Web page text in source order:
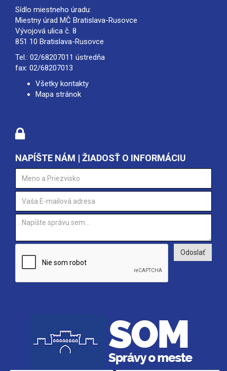
Sídlo miestneho úradu:
Miestny úrad MČ Bratislava-Rusovce
Vývojová ulica č. 8
851 10 Bratislava-Rusovce
Tel.: 02/68207011 ústredňa
fax: 02/68207013
Všetky kontakty
Mapa stránok
NAPÍŠTE NÁM | ŽIADOSŤ O INFORMÁCIU